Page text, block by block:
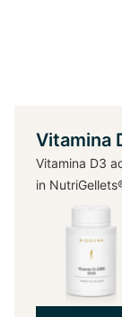
Vitamina
Vitamina D3
in